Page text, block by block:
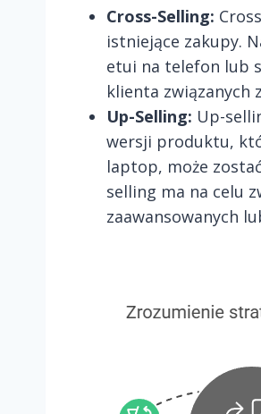
Cross-Selling:
istniejące zakupy.
etui na telefon lub
klienta związanych
Up-Selling: Up-
wersji produktu,
laptop, może
selling ma na celu
zaawansowanych